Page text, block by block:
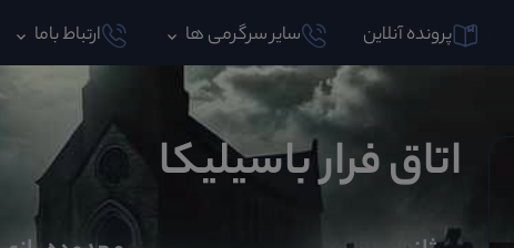
پرونده آنلاین سایر سرگرمی ها ارتباط باما
اتاق فرار باسیلیکا